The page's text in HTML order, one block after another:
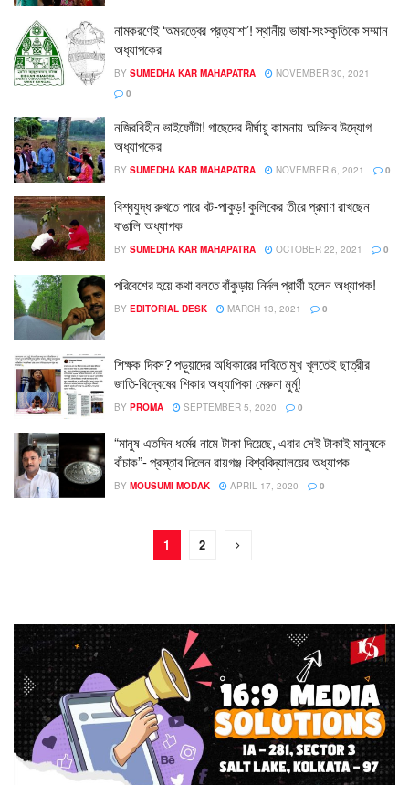
নামকরণেই ‘অমরত্বের প্রত‍্যাশা’! স্থানীয় ভাষা-সংস্কৃতিকে সম্মান
অধ‍্যাপকের
BY SUMEDHA KAR MAHAPATRA
NOVEMBER 30, 2021
0
নজিরবিহীন ভাইফোঁটা! গাছেদের দীর্ঘায়ু কামনায় অভিনব উদ্যোগ
অধ‍্যাপকের
BY SUMEDHA KAR MAHAPATRA NOVEMBER 6, 2021 0
বিশ্বযুদ্ধ রুখতে পারে বট-পাকুড়! কুলিকের তীরে প্রমাণ রাখছেন
বাঙালি অধ্যাপক
BY SUMEDHA KAR MAHAPATRA OCTOBER 22, 2021 0
পরিবেশের হয়ে কথা বলতে বাঁকুড়ায় নির্দল প্রার্থী হলেন অধ্যাপক!
BY EDITORIAL DESK MARCH 13, 2021 0
শিক্ষক দিবস? পড়ুয়াদের অধিকারের দাবিতে মুখ খুলতেই ছাত্রীর
জাতি-বিদ্বেষের শিকার অধ্যাপিকা মেরুনা মুর্মূ!
BY PROMA SEPTEMBER 5, 2020 0
“মানুষ এতদিন ধর্মের নামে টাকা দিয়েছে, এবার সেই টাকাই মানুষকে
বাঁচাক”- প্রস্তাব দিলেন রায়গঞ্জ বিশ্ববিদ্যালয়ের অধ্যাপক
BY MOUSUMI MODAK APRIL 17, 2020 0
1 2